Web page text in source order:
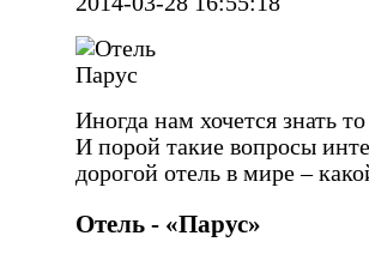
Иногда нам хочется знать
И порой такие вопросы
дорогой отель в мире –
Отель - «Парус»